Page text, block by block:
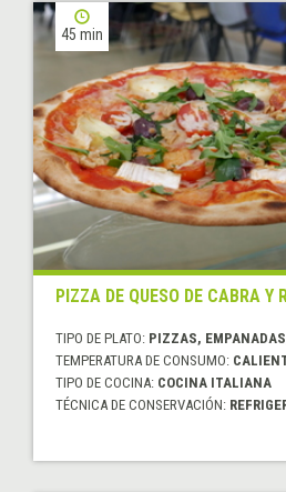
45 min
PIZZA DE QUESO DE CABRA Y
TIPO DE PLATO: PIZZAS,
TEMPERATURA DE CONSUMO:
TIPO DE COCINA: COCINA ITALIANA
TÉCNICA DE CONSERVACIÓN: